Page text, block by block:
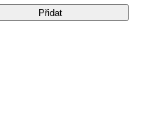
Přidat